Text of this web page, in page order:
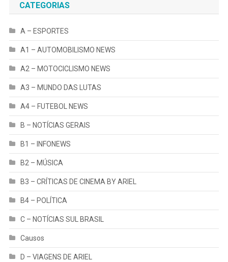
CATEGORIAS
A – ESPORTES
A1 – AUTOMOBILISMO NEWS
A2 – MOTOCICLISMO NEWS
A3 – MUNDO DAS LUTAS
A4 – FUTEBOL NEWS
B – NOTÍCIAS GERAIS
B1 – INFONEWS
B2 – MÚSICA
B3 – CRÍTICAS DE CINEMA BY ARIEL
B4 – POLÍTICA
C – NOTÍCIAS SUL BRASIL
Causos
D – VIAGENS DE ARIEL